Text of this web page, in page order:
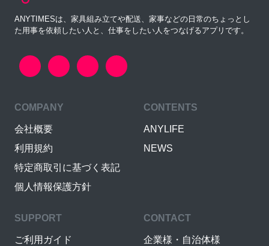
ANYTIMESは、家具組み立てや配送、家事などの日常のちょっとし
た用事を依頼したい人と、仕事をしたい人をつなげるアプリです。
COMPANY
会社概要
利用規約
特定商取引に基づく表記
個人情報保護方針
CONTENTS
ANYLIFE
NEWS
SUPPORT
ご利用ガイド
CONTACT
企業様・自治体様